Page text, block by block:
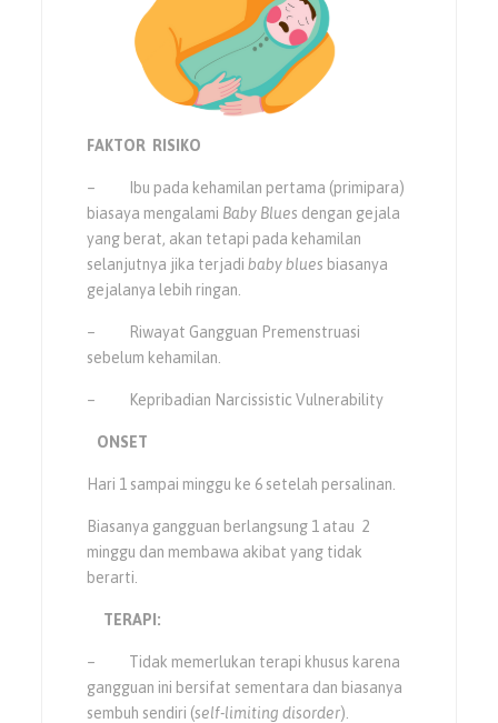
FAKTOR RISIKO
– Ibu pada kehamilan pertama (primipara)
biasaya mengalami Baby Blues dengan gejala
yang berat, akan tetapi pada kehamilan
selanjutnya jika terjadibaby blues biasanya
gejalanya lebih ringan.
– Riwayat Gangguan Premenstruasi
sebelum kehamilan.
– Kepribadian Narcissistic Vulnerability
ONSET
Hari 1 sampai minggu ke 6 setelah persalinan.
Biasanya gangguan berlangsung 1 atau 2
minggu dan membawa akibat yang tidak
berarti.
TERAPI:
– Tidak memerlukan terapi khusus karena
gangguan ini bersifat sementara dan biasanya
sembuh sendiri (self-limiting disorder).